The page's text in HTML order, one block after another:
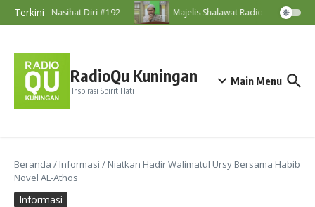
Lewati ke konten
Terkini Nasihat Diri #192 Majelis Shalawat RadioQu Bersama
RadioQu Kuningan
Inspirasi Spirit Hati
Main Menu
Beranda / Informasi / Niatkan Hadir Walimatul Ursy Bersama Habib
Novel AL-Athos
Informasi